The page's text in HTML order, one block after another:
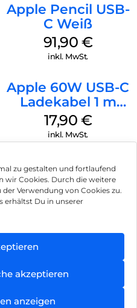
zu gestalten und fortlaufend
wir Cookies. Durch die weitere
Verwendung von Cookies zu.
erhältst Du in unserer
akzeptieren
anzeigen
Apple Pencil USB-
C Weiß
91,90 €
inkl. MwSt.
Apple 60W USB-C
Ladekabel 1 m
Weiß
17,90 €
inkl. MwSt.
sein?